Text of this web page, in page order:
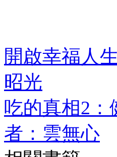
開啟幸福人
昭光
吃的真相2
者：雲無心